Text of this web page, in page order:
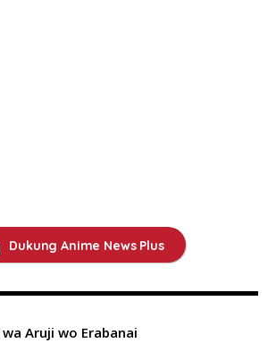
Dukung Anime News Plus
wa Aruji wo Erabanai